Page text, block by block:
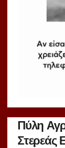
Πύλη
Στερεάς